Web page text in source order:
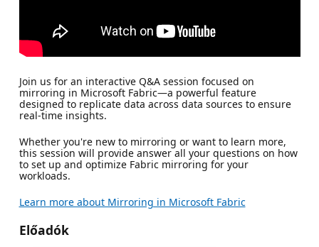
Join us for an interactive Q&A session focused on
mirroring in Microsoft Fabric—a powerful feature
designed to replicate data across data sources to ensure
real-time insights.
Whether you're new to mirroring or want to learn more,
this session will provide answer all your questions on how
to set up and optimize Fabric mirroring for your
workloads.
Learn more about Mirroring in Microsoft Fabric
Előadók